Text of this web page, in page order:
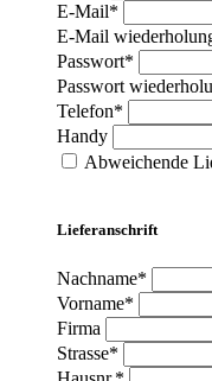
E-Mail*
E-Mail
Passwort*
Passwort
Telefon*
Handy
Abweichende
Lieferanschrift
Nachname*
Vorname*
Firma
Strasse*